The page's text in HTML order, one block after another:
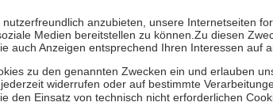
und die besondere Stellung der Familie zu
der Fahrkosten
werden